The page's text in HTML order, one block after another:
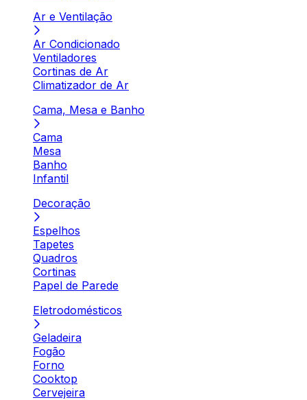
Ar e Ventilação
Ar Condicionado
Ventiladores
Cortinas de Ar
Climatizador de Ar
Cama, Mesa e Banho
Cama
Mesa
Banho
Infantil
Decoração
Espelhos
Tapetes
Quadros
Cortinas
Papel de Parede
Eletrodomésticos
Geladeira
Fogão
Forno
Cooktop
Cervejeira